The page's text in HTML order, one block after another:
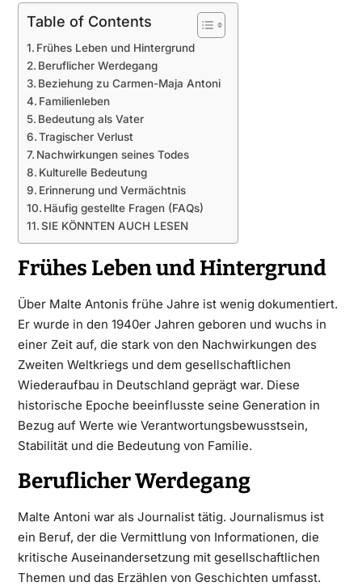
Table of Contents
Frühes Leben und Hintergrund
Beruflicher Werdegang
Beziehung zu Carmen-Maja Antoni
Familienleben
Bedeutung als Vater
Tragischer Verlust
Nachwirkungen seines Todes
Kulturelle Bedeutung
Erinnerung und Vermächtnis
Häufig gestellte Fragen (FAQs)
SIE KÖNNTEN AUCH LESEN
Frühes Leben und Hintergrund
Über Malte Antonis frühe Jahre ist wenig dokumentiert.
Er wurde in den 1940er Jahren geboren und wuchs in
einer Zeit auf, die stark von den Nachwirkungen des
Zweiten Weltkriegs und dem gesellschaftlichen
Wiederaufbau in Deutschland geprägt war. Diese
historische Epoche beeinflusste seine Generation in
Bezug auf Werte wie Verantwortungsbewusstsein,
Stabilität und die Bedeutung von Familie.
Beruflicher Werdegang
Malte Antoni war als Journalist tätig. Journalismus ist
ein Beruf, der die Vermittlung von Informationen, die
kritische Auseinandersetzung mit gesellschaftlichen
Themen und das Erzählen von Geschichten umfasst.